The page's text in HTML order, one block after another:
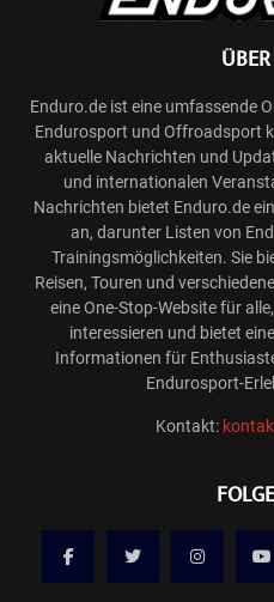
Enduro.de ist eine umfassende
Endurosport und Offroadsport
aktuelle Nachrichten und
und internationalen
Nachrichten bietet Enduro.de
an, darunter Listen von
Trainingsmöglichkeiten. Sie
Reisen, Touren und
eine One-Stop-Website für
interessieren und bietet
Informationen für
Endurosport-
Kontakt: